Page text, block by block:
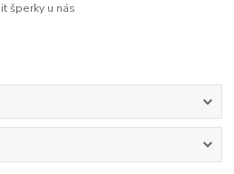
šperky u nás